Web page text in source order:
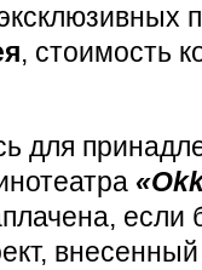
, стоимость
для
если